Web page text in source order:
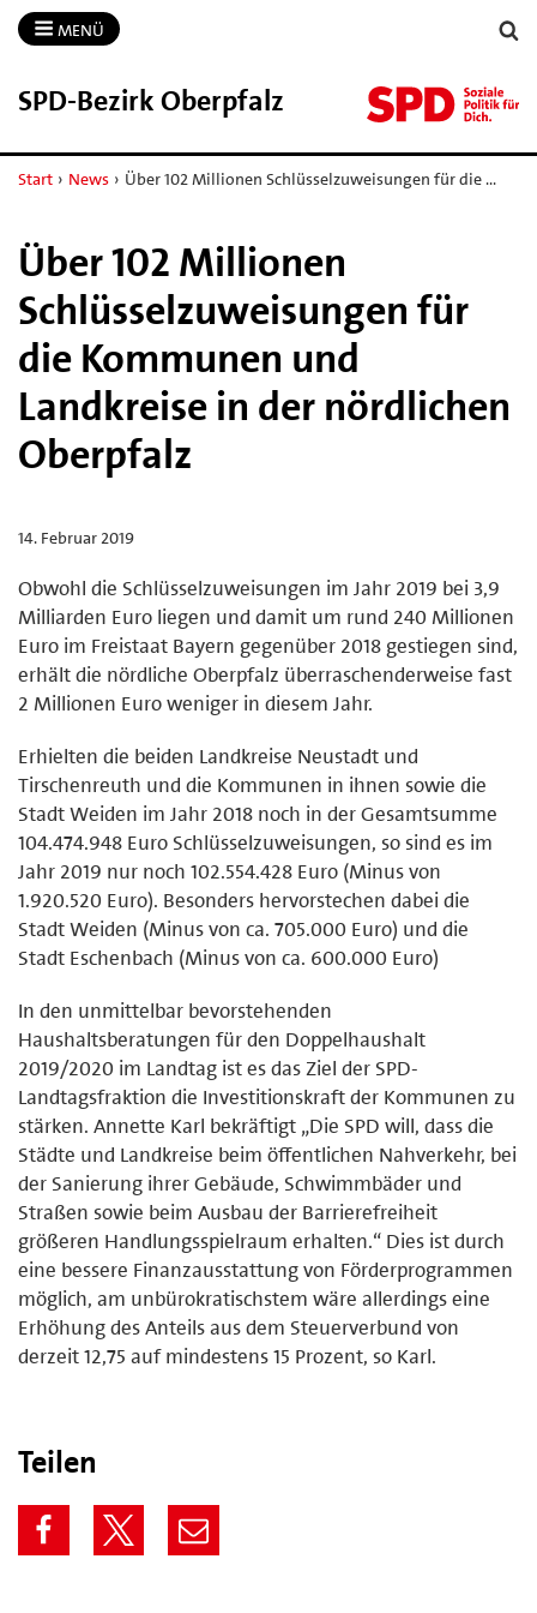
MENÜ
SPD-​Bezirk Oberpfalz
Start › News › Über 102 Millionen Schlüsselzuweisungen für die …
Über 102 Millionen
Schlüsselzuweisungen für
die Kommunen und
Landkreise in der nördlichen
Oberpfalz
14. Februar 2019
Obwohl die Schlüsselzuweisungen im Jahr 2019 bei 3,9
Milliarden Euro liegen und damit um rund 240 Millionen
Euro im Freistaat Bayern gegenüber 2018 gestiegen sind,
erhält die nördliche Oberpfalz überraschenderweise fast
2 Millionen Euro weniger in diesem Jahr.
Erhielten die beiden Landkreise Neustadt und
Tirschenreuth und die Kommunen in ihnen sowie die
Stadt Weiden im Jahr 2018 noch in der Gesamtsumme
104.474.948 Euro Schlüsselzuweisungen, so sind es im
Jahr 2019 nur noch 102.554.428 Euro (Minus von
1.920.520 Euro). Besonders hervorstechen dabei die
Stadt Weiden (Minus von ca. 705.000 Euro) und die
Stadt Eschenbach (Minus von ca. 600.000 Euro)
In den unmittelbar bevorstehenden
Haushaltsberatungen für den Doppelhaushalt
2019/2020 im Landtag ist es das Ziel der SPD-
Landtagsfraktion die Investitionskraft der Kommunen zu
stärken. Annette Karl bekräftigt „Die SPD will, dass die
Städte und Landkreise beim öffentlichen Nahverkehr, bei
der Sanierung ihrer Gebäude, Schwimmbäder und
Straßen sowie beim Ausbau der Barrierefreiheit
größeren Handlungsspielraum erhalten.“ Dies ist durch
eine bessere Finanzausstattung von Förderprogrammen
möglich, am unbürokratischstem wäre allerdings eine
Erhöhung des Anteils aus dem Steuerverbund von
derzeit 12,75 auf mindestens 15 Prozent, so Karl.
Teilen